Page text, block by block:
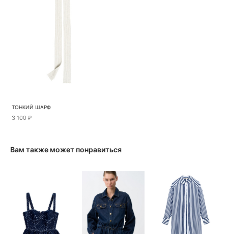
ТОНКИЙ ШАРФ
3 100 ₽
Вам также может понравиться